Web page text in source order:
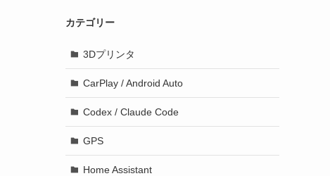
カテゴリー
3Dプリンタ
CarPlay / Android Auto
Codex / Claude Code
GPS
Home Assistant